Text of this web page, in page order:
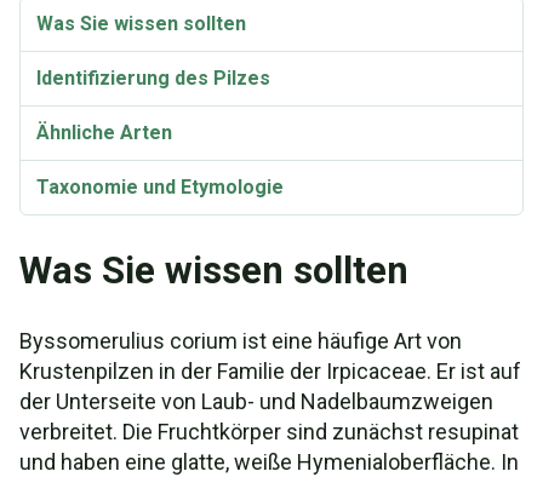
Was Sie wissen sollten
Identifizierung des Pilzes
Ähnliche Arten
Taxonomie und Etymologie
Was Sie wissen sollten
Byssomerulius corium ist eine häufige Art von
Krustenpilzen in der Familie der Irpicaceae. Er ist auf
der Unterseite von Laub- und Nadelbaumzweigen
verbreitet. Die Fruchtkörper sind zunächst resupinat
und haben eine glatte, weiße Hymenialoberfläche. In